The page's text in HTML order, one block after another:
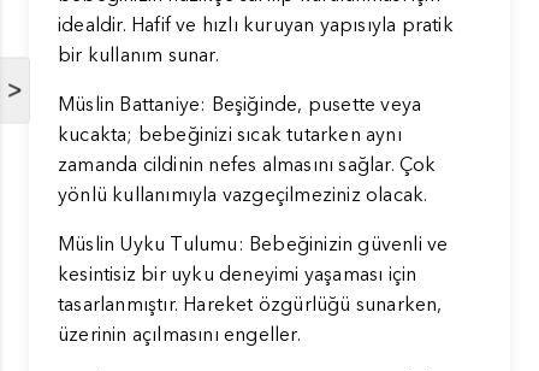
>
idealdir. Hafif ve hızlı kuruyan yapısıyla pratik
bir kullanım sunar.
Müslin Battaniye: Beşiğinde, pusette veya
kucakta; bebeğinizi sıcak tutarken aynı
zamanda cildinin nefes almasını sağlar. Çok
yönlü kullanımıyla vazgeçilmeziniz olacak.
Müslin Uyku Tulumu: Bebeğinizin güvenli ve
kesintisiz bir uyku deneyimi yaşaması için
tasarlanmıştır. Hareket özgürlüğü sunarken,
üzerinin açılmasını engeller.